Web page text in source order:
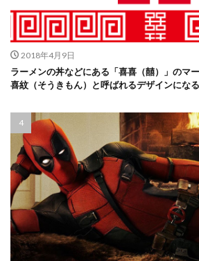
2018年4月9日
ラーメンの丼などにある「喜喜（囍）」のマ
喜紋（そうきもん）と呼ばれるデザインになる